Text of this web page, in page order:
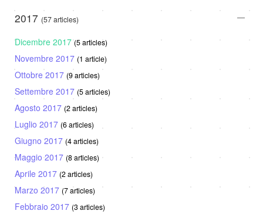
2017 (57 articles)
Dicembre 2017 (5 articles)
Novembre 2017 (1 article)
Ottobre 2017 (9 articles)
Settembre 2017 (5 articles)
Agosto 2017 (2 articles)
Luglio 2017 (6 articles)
Giugno 2017 (4 articles)
Maggio 2017 (8 articles)
Aprile 2017 (2 articles)
Marzo 2017 (7 articles)
Febbraio 2017 (3 articles)